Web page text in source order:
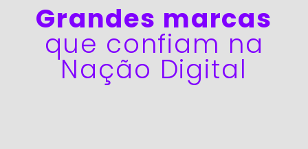
Grandes marcas
que confiam na
Nação Digital